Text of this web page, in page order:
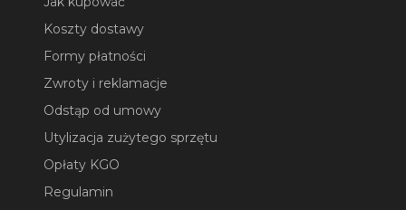
Koszty dostawy
Formy płatności
Zwroty i reklamacje
Odstąp od umowy
Utylizacja zużytego sprzętu
Opłaty KGO
Regulamin